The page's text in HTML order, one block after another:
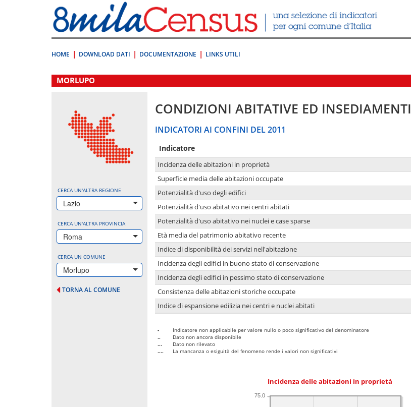
direttamente
a:
Contenuto
HOME DOWNLOAD DATI DOCUMENTAZIONE LINKS UTILI
.
MORLUPO
CERCA UN'ALTRA REGIONE
Lazio
CERCA UN'ALTRA PROVINCIA
Roma
CERCA UN COMUNE
Morlupo
TORNA AL COMUNE
CONDIZIONI ABITATIVE ED INSEDIAMENTI
INDICATORI AI CONFINI DEL 2011
Indicatore
Incidenza delle abitazioni in proprietà
Superficie media delle abitazioni occupate
Potenzialità d'uso degli edifici
Potenzialità d'uso abitativo nei centri abitati
Potenzialità d'uso abitativo nei nuclei e case sparse
Età media del patrimonio abitativo recente
Indice di disponibilità dei servizi nell'abitazione
Incidenza degli edifici in buono stato di conservazione
Incidenza degli edifici in pessimo stato di conservazione
Consistenza delle abitazioni storiche occupate
Indice di espansione edilizia nei centri e nuclei abitati
-
Indicatore non applicabile per valore nullo o poco significativo del denominatore
..
Dato non ancora disponibile
...
Dato non rilevato
....
La mancanza o esiguità del fenomeno rende i valori non significativi
Incidenza delle abitazioni in proprietà
75.0